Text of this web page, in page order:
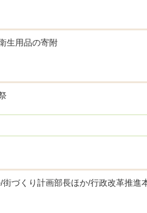
生用品の寄附
づくり計画部長ほか/行政改革推進